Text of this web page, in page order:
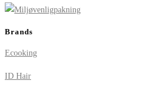
Brands
Ecooking
ID Hair